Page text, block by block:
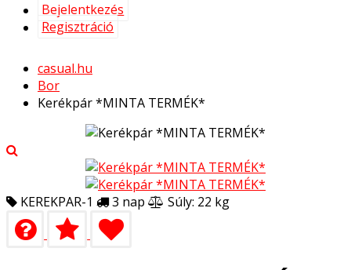
Bejelentkezés
Regisztráció
casual.hu
Bor
Kerékpár *MINTA TERMÉK*
KEREKPAR-1 3 nap Súly: 22 kg